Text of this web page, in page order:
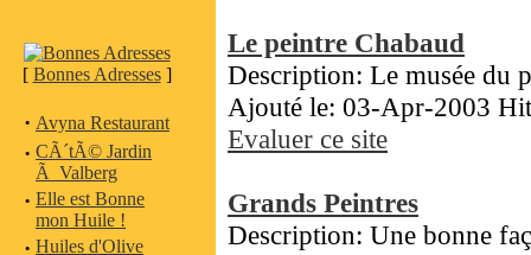
[ Bonnes Adresses]
· Avyna Restaurant
· CÃ´tÃ© Jardin
Ã Valberg
· Elle est Bonne
mon Huile !
· Huiles d'Olive
Le peintre Chabaud
Description: Le musée du
Ajouté le: 03-Apr-2003
Evaluer ce site
Grands Peintres
Description: Une bonne